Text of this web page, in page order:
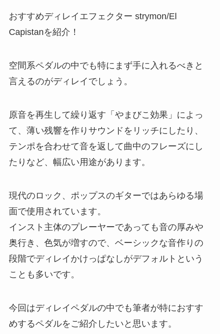
おすすめディレイエフェクター strymon/El
Capistanを紹介！
空間系ペダルの中でも特にまず手に入れるべきと
言えるのがディレイでしょう。
原音を再生して繰り返す「やまびこ効果」によっ
て、薄い残響を作りサウンドをリッチにしたり、
テンポを合わせて音を返して曲中のフレーズにし
たりなど、幅広い用途があります。
現代のロック、ポップスのギターではあらゆる場
面で使用されています。
インスト主体のプレーヤーであっても音の厚みや
奥行き、色気が増すので、ベーシックな音作りの
段階でディレイかけっぱなしがデフォルトという
ことも多いです。
今回はディレイペダルの中でも筆者が特におすす
めするペダルをご紹介したいと思います。